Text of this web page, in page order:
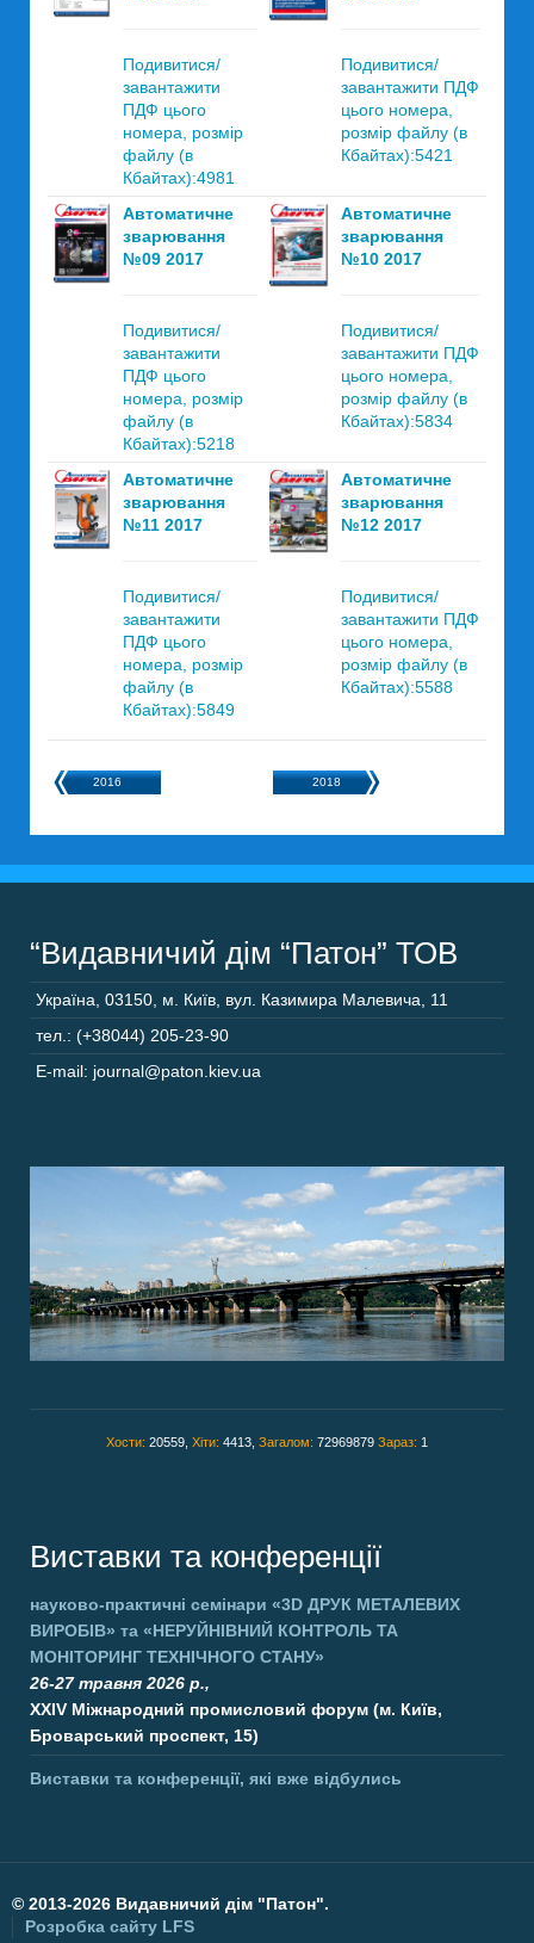
Подивитися/
завантажити
ПДФ цього
номера, розмір
файлу (в
Кбайтах):4981
Подивитися/
завантажити ПДФ
цього номера,
розмір файлу (в
Кбайтах):5421
Автоматичне
зварювання
№09 2017
Подивитися/
завантажити
ПДФ цього
номера, розмір
файлу (в
Кбайтах):5218
Автоматичне
зварювання
№10 2017
Подивитися/
завантажити ПДФ
цього номера,
розмір файлу (в
Кбайтах):5834
Автоматичне
зварювання
№11 2017
Подивитися/
завантажити
ПДФ цього
номера, розмір
файлу (в
Кбайтах):5849
Автоматичне
зварювання
№12 2017
Подивитися/
завантажити ПДФ
цього номера,
розмір файлу (в
Кбайтах):5588
2016 2018
“Видавничий дім “Патон” ТОВ
Україна 03150 м. Київ, вул. Казимира Малевича, 11
тел.: (+38044) 205-23-90
E-mail: journal@paton.kiev.ua
Хости: 20559, Хіти: 4413, Загалом: 72969879 Зараз: 1
Виставки та конференції
науково-практичні семінари «3D ДРУК МЕТАЛЕВИХ
ВИРОБІВ» та «НЕРУЙНІВНИЙ КОНТРОЛЬ ТА
МОНІТОРИНГ ТЕХНІЧНОГО СТАНУ»
26-27 травня 2026 р.,
XXIV Міжнародний промисловий форум (м. Київ,
Броварський проспект, 15)
Виставки та конференції, які вже відбулись
© 2013-2026 Видавничий дім "Патон".
Розробка сайту LFS